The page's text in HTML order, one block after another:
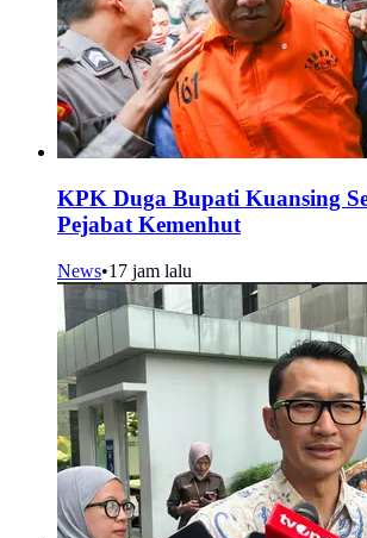
KPK Duga Bupati Kuansing
Pejabat Kemenhut
News•17 jam lalu